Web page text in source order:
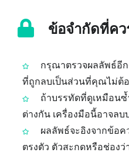
ข้อจำกัดที่คว
กรุณาตรวจผลลัพธ์อี
ที่ถูกลบเป็นส่วนที่คุณไม่ต้อ
ถ้าบรรทัดที่ดูเหมือนซ้
ต่างกัน เครื่องมือนี้อาจล
ผลลัพธ์จะอิงจากข้อ
ตรงตัว ตัวสะกดหรือช่องว่